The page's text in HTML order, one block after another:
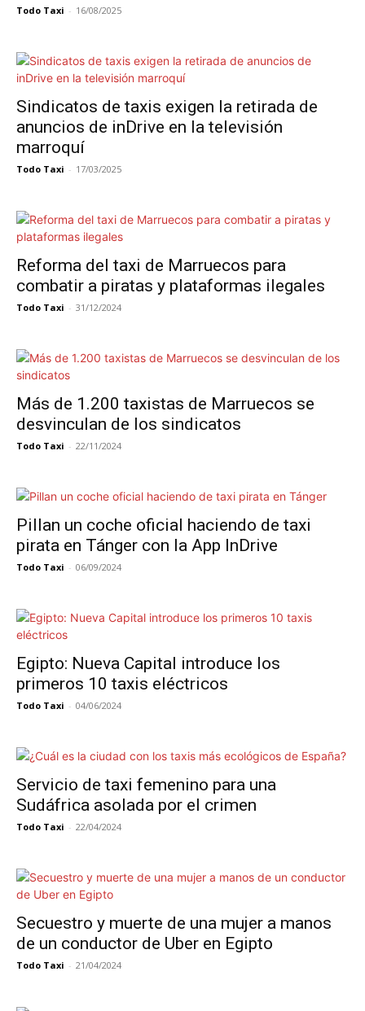
Todo Taxi - 16/08/2025
Sindicatos de taxis exigen la retirada de
anuncios de inDrive en la televisión
marroquí
Todo Taxi - 17/03/2025
Reforma del taxi de Marruecos para
combatir a piratas y plataformas ilegales
Todo Taxi - 31/12/2024
Más de 1.200 taxistas de Marruecos se
desvinculan de los sindicatos
Todo Taxi - 22/11/2024
Pillan un coche oficial haciendo de taxi
pirata en Tánger con la App InDrive
Todo Taxi - 06/09/2024
Egipto: Nueva Capital introduce los
primeros 10 taxis eléctricos
Todo Taxi - 04/06/2024
Servicio de taxi femenino para una
Sudáfrica asolada por el crimen
Todo Taxi - 22/04/2024
Secuestro y muerte de una mujer a manos
de un conductor de Uber en Egipto
Todo Taxi - 21/04/2024